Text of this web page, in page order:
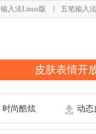
输入法Linux版 五笔输入法
皮肤表情开
时尚酷炫 动态